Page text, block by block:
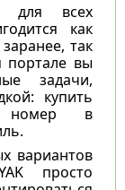
всех
как
так
портале вы
задачи,
купить
номер в
вариантов
просто